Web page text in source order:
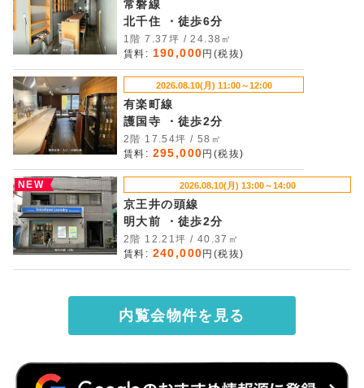
常磐線
北千住 ・徒歩6分
1階 7.37坪 / 24.38㎡
賃料: 190,000 円(税抜)
2026.08.10(月) 11:00～12:00
有楽町線
護国寺 ・徒歩2分
2階 17.54坪 / 58㎡
賃料: 295,000 円(税抜)
NEW 2026.08.10(月) 13:00～14:00
京王井の頭線
明大前 ・徒歩2分
2階 12.21坪 / 40.37㎡
賃料: 240,000 円(税抜)
内覧会物件を見る